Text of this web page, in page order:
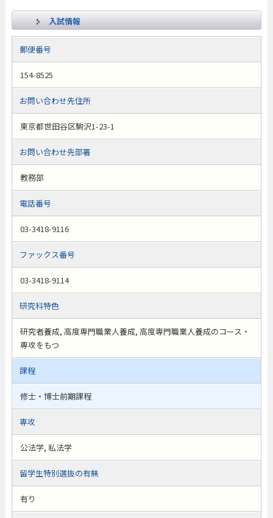
入試情報
郵便番号
154-8525
お問い合わせ先住所
東京都世田谷区駒沢1-23-1
お問い合わせ先部署
教務部
電話番号
03-3418-9116
ファックス番号
03-3418-9114
研究科特色
研究者養成, 高度専門職業人養成, 高度専門職業人養成のコース・
専攻をもつ
課程
修士・博士前期課程
専攻
公法学, 私法学
留学生特別選抜の有無
有り